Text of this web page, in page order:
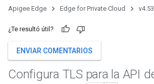
Apigee Edge Edge for Private Cloud
¿Te resultó útil?
ENVIAR COMENTARIOS
Configura TLS para la API